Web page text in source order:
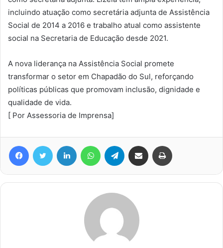
incluindo atuação como secretária adjunta de Assistência
Social de 2014 a 2016 e trabalho atual como assistente
social na Secretaria de Educação desde 2021.
A nova liderança na Assistência Social promete
transformar o setor em Chapadão do Sul, reforçando
políticas públicas que promovam inclusão, dignidade e
qualidade de vida.
[ Por Assessoria de Imprensa]
FacebookTwitter Linkedin WhatsAppTelegram Compartilhar via e-mail